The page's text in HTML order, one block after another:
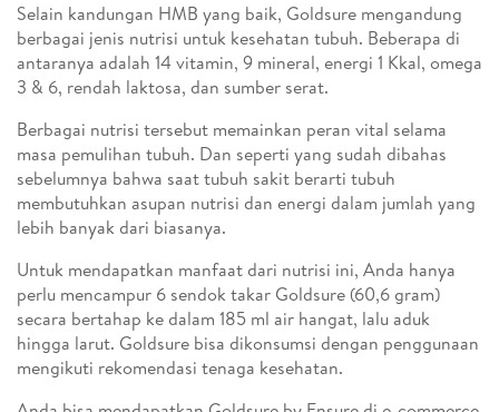
Selain kandungan HMB yang baik, Goldsure mengandung
berbagai jenis nutrisi untuk kesehatan tubuh. Beberapa di
antaranya adalah 14 vitamin, 9 mineral, energi 1 Kkal, omega
3 & 6, rendah laktosa, dan sumber serat.
Berbagai nutrisi tersebut memainkan peran vital selama
masa pemulihan tubuh. Dan seperti yang sudah dibahas
sebelumnya bahwa saat tubuh sakit berarti tubuh
membutuhkan asupan nutrisi dan energi dalam jumlah yang
lebih banyak dari biasanya.
Untuk mendapatkan manfaat dari nutrisi ini, Anda hanya
perlu mencampur 6 sendok takar Goldsure (60,6 gram)
secara bertahap ke dalam 185 ml air hangat, lalu aduk
hingga larut. Goldsure bisa dikonsumsi dengan penggunaan
mengikuti rekomendasi tenaga kesehatan.